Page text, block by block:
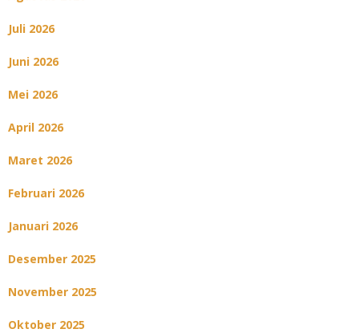
Juli 2026
Juni 2026
Mei 2026
April 2026
Maret 2026
Februari 2026
Januari 2026
Desember 2025
November 2025
Oktober 2025